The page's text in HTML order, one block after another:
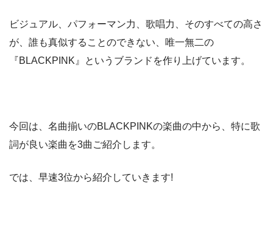
ビジュアル、パフォーマン力、歌唱力、そのすべての高さ
が、誰も真似することのできない、唯一無二の
『BLACKPINK』というブランドを作り上げています。
今回は、名曲揃いのBLACKPINKの楽曲の中から、特に歌
詞が良い楽曲を3曲ご紹介します。
では、早速3位から紹介していきます!